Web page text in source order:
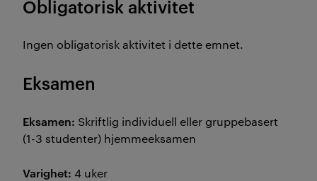
Obligatorisk aktivitet
Ingen obligatorisk aktivitet i dette emnet.
Eksamen
Eksamen: Skriftlig individuell eller gruppebasert
(1-3 studenter) hjemmeeksamen
Varighet: 4 uker